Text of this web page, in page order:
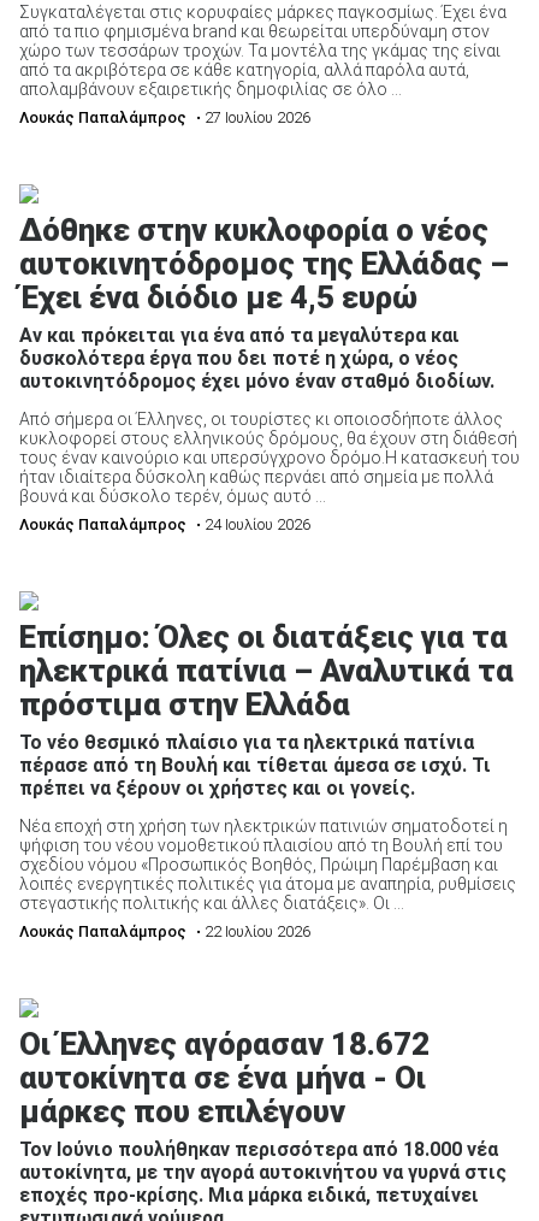
Συγκαταλέγεται στις κορυφαίες μάρκες παγκοσμίως. Έχει ένα
από τα πιο φημισμένα brand και θεωρείται υπερδύναμη στον
χώρο των τεσσάρων τροχών. Τα μοντέλα της γκάμας της είναι
από τα ακριβότερα σε κάθε κατηγορία, αλλά παρόλα αυτά,
απολαμβάνουν εξαιρετικής δημοφιλίας σε όλο ...
Λουκάς Παπαλάμπρος • 27 Ιουλίου 2026
Δόθηκε στην κυκλοφορία ο νέος
αυτοκινητόδρομος της Ελλάδας –
Έχει ένα διόδιο με 4,5 ευρώ
Αν και πρόκειται για ένα από τα μεγαλύτερα και
δυσκολότερα έργα που δει ποτέ η χώρα, ο νέος
αυτοκινητόδρομος έχει μόνο έναν σταθμό διοδίων.
Από σήμερα οι Έλληνες, οι τουρίστες κι οποιοσδήποτε άλλος
κυκλοφορεί στους ελληνικούς δρόμους, θα έχουν στη διάθεσή
τους έναν καινούριο και υπερσύγχρονο δρόμο.Η κατασκευή του
ήταν ιδιαίτερα δύσκολη καθώς περνάει από σημεία με πολλά
βουνά και δύσκολο τερέν, όμως αυτό ...
Λουκάς Παπαλάμπρος • 24 Ιουλίου 2026
Επίσημο: Όλες οι διατάξεις για τα
ηλεκτρικά πατίνια – Αναλυτικά τα
πρόστιμα στην Ελλάδα
Το νέο θεσμικό πλαίσιο για τα ηλεκτρικά πατίνια
πέρασε από τη Βουλή και τίθεται άμεσα σε ισχύ. Τι
πρέπει να ξέρουν οι χρήστες και οι γονείς.
Νέα εποχή στη χρήση των ηλεκτρικών πατινιών σηματοδοτεί η
ψήφιση του νέου νομοθετικού πλαισίου από τη Βουλή επί του
σχεδίου νόμου «Προσωπικός Βοηθός, Πρώιμη Παρέμβαση και
λοιπές ενεργητικές πολιτικές για άτομα με αναπηρία, ρυθμίσεις
στεγαστικής πολιτικής και άλλες διατάξεις». Οι ...
Λουκάς Παπαλάμπρος • 22 Ιουλίου 2026
Οι Έλληνες αγόρασαν 18.672
αυτοκίνητα σε ένα μήνα - Οι
μάρκες που επιλέγουν
Τον Ιούνιο πουλήθηκαν περισσότερα από 18.000 νέα
αυτοκίνητα, με την αγορά αυτοκινήτου να γυρνά στις
εποχές προ-κρίσης. Μια μάρκα ειδικά, πετυχαίνει